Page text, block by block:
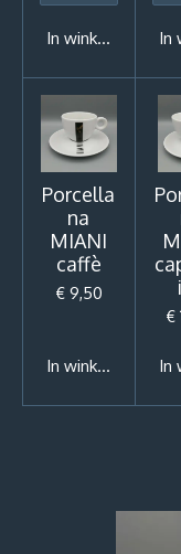
In winkelwagenIn
Porcella
na
MIANI
caffè
€ 9,50
In winkelwagen
€
In